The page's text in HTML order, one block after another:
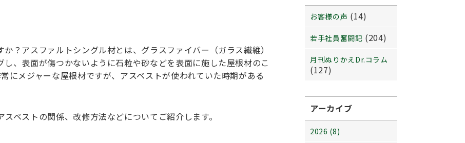
？アスファルトシングル材とは、グラスファイバー（ガラス繊維）
、表面が傷つかないように石粒や砂などを表面に施した屋根材のこ
にメジャーな屋根材ですが、アスベストが使われていた時期がある
ベストの関係、改修方法などについてご紹介します。
お客様の声 (14)
若手社員奮闘記 (204)
月刊ぬりかえDr.コラム
(127)
アーカイブ
2026 (8)